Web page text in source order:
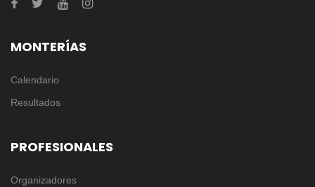
MONTERÍAS
Calendario
Resultados
PROFESIONALES
Organizadores